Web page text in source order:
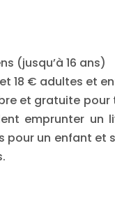
(jusqu’à 16 ans)
18 € adultes et
et gratuite pour
emprunter un
un enfant et